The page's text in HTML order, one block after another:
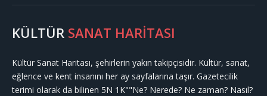
KÜLTÜR SANAT HARİTASI
Kültür Sanat Haritası, şehirlerin yakın takipçisidir. Kültür, sanat,
eğlence ve kent insanını her ay sayfalarına taşır. Gazetecilik
terimi olarak da bilinen 5N 1K""Ne? Nerede? Ne zaman? Nasıl?